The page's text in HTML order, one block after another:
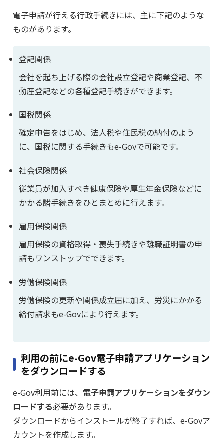
電子申請が行える行政手続きには、主に下記のような
ものがあります。
登記関係
会社を起ち上げる際の会社設立登記や商業登記、不
動産登記などの各種登記手続きができます。
国税関係
確定申告をはじめ、法人税や住民税の納付のよう
に、国税に関する手続きもe-Govで可能です。
社会保険関係
従業員が加入すべき健康保険や厚生年金保険などに
かかる諸手続きをひとまとめに行えます。
雇用保険関係
雇用保険の資格取得・喪失手続きや離職証明書の申
請もワンストップでできます。
労働保険関係
労働保険の更新や関係成立届に加え、労災にかかる
給付請求もe-Govにより行えます。
利用の前にe-Gov電子申請アプリケーション
をダウンロードする
e-Gov利用前には、 電子申請アプリケーションをダウン
ロードする必要があります。
ダウンロードからインストールが終了すれば、e-Govア
カウントを作成します。